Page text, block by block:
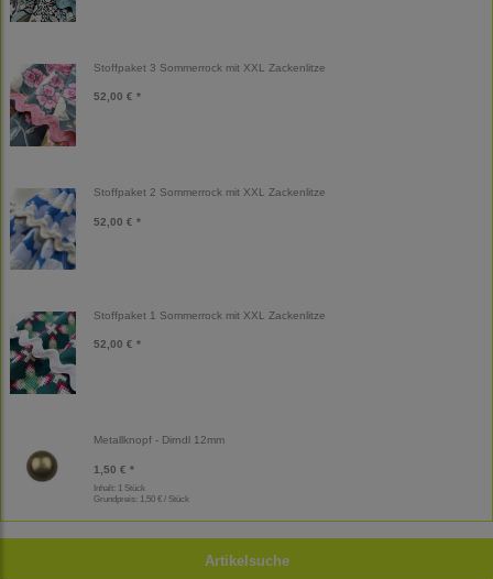
Stoffpaket 3 Sommerrock mit XXL Zackenlitze
52,00 € *
Stoffpaket 2 Sommerrock mit XXL Zackenlitze
52,00 € *
Stoffpaket 1 Sommerrock mit XXL Zackenlitze
52,00 € *
Metallknopf - Dirndl 12mm
1,50 € *
Inhalt: 1 Stück
Grundpreis: 1,50 € / Stück
Artikelsuche